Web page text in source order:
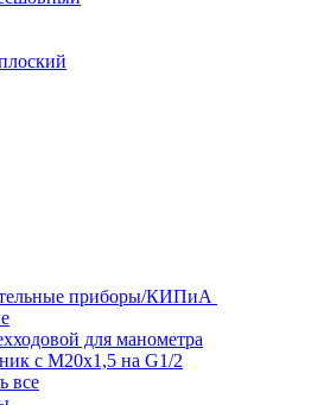
приборы/КИПиА
для манометра
с М20х1,5 на G1/2
все